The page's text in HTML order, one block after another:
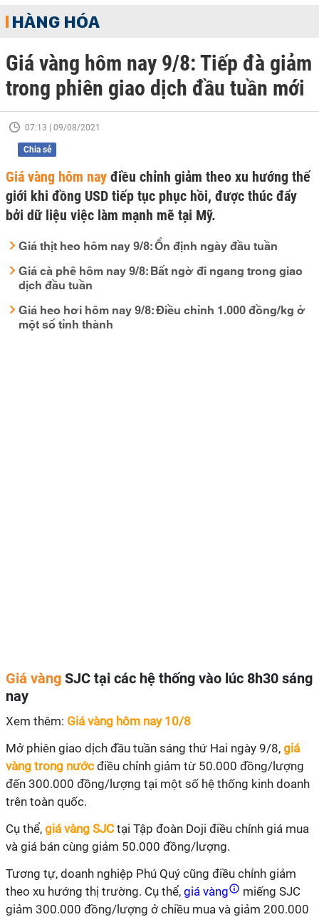
HÀNG HÓA
Giá vàng hôm nay 9/8: Tiếp đà giảm
trong phiên giao dịch đầu tuần mới
07:13 | 09/08/2021
Chia sẻ
Giá vàng hôm nay điều chỉnh giảm theo xu hướng thế
giới khi đồng USD tiếp tục phục hồi, được thúc đẩy
bởi dữ liệu việc làm mạnh mẽ tại Mỹ.
Giá thịt heo hôm nay 9/8: Ổn định ngày đầu tuần
Giá cà phê hôm nay 9/8: Bất ngờ đi ngang trong giao
dịch đầu tuần
Giá heo hơi hôm nay 9/8: Điều chỉnh 1.000 đồng/kg ở
một số tỉnh thành
Giá vàng SJC tại các hệ thống vào lúc 8h30 sáng
nay
Xem thêm: Giá vàng hôm nay 10/8
Mở phiên giao dịch đầu tuần sáng thứ Hai ngày 9/8, giá
vàng trong nước điều chỉnh giảm từ 50.000 đồng/lượng
đến 300.000 đồng/lượng tại một số hệ thống kinh doanh
trên toàn quốc.
Cụ thể, giá vàng SJC tại Tập đoàn Doji điều chỉnh giá mua
và giá bán cùng giảm 50.000 đồng/lượng.
Tương tự, doanh nghiệp Phú Quý cũng điều chỉnh giảm
theo xu hướng thị trường. Cụ thể, giá vàng
miếng SJC
giảm 300.000 đồng/lượng ở chiều mua và giảm 200.000